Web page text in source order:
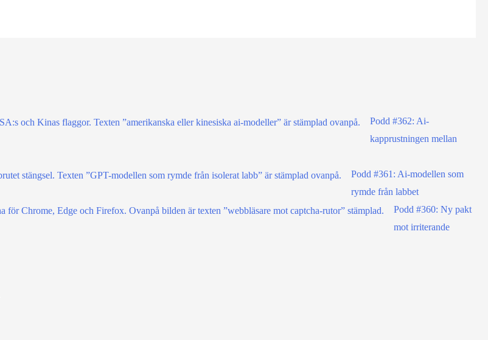
Podd #362: Ai-
kapprustningen mellan
Podd #361: Ai-modellen som
rymde från labbet
Podd #360: Ny pakt
mot irriterande